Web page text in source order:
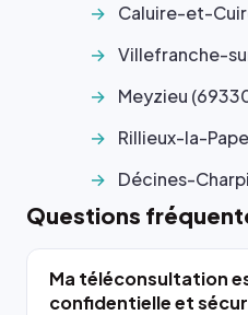
Caluire-et-
Villefranche-
Meyzieu
Rillieux-la-
Décines-
Questions
Ma téléconsultation
confidentielle et